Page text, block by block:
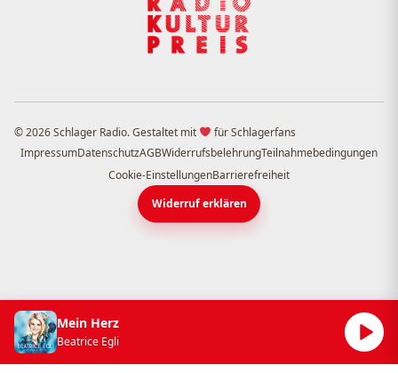
© 2026 Schlager Radio. Gestaltet mit
für Schlagerfans
ImpressumDatenschutzAGBWiderrufsbelehrungTeilnahmebedingungen
Cookie-EinstellungenBarrierefreiheit
Widerruf erklären
Mein Herz
Beatrice Egli